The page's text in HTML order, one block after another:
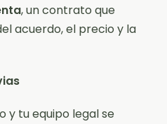
, un contrato que
acuerdo, el precio y la
y tu equipo legal se